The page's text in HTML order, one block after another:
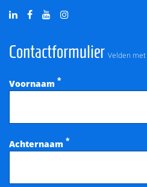
Contactformulier Velden
Voornaam *
Achternaam *